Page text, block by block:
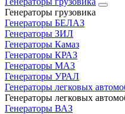
Генераторы грузовика
Генераторы БЕЛАЗ
Генераторы ЗИЛ
Генераторы Камаз
Генераторы КРАЗ
Генераторы МАЗ
Генераторы УРАЛ
Генераторы легковых
Генераторы легковых
Генераторы ВАЗ